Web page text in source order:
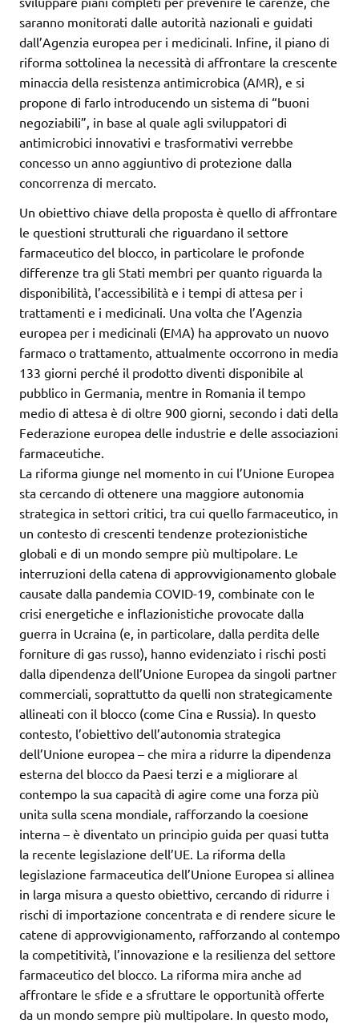
saranno monitorati dalle autorità nazionali e guidati
dall’Agenzia europea per i medicinali. Infine, il piano di
riforma sottolinea la necessità di affrontare la crescente
minaccia della resistenza antimicrobica (AMR), e si
propone di farlo introducendo un sistema di “buoni
negoziabili”, in base al quale agli sviluppatori di
antimicrobici innovativi e trasformativi verrebbe
concesso un anno aggiuntivo di protezione dalla
concorrenza di mercato.
Un obiettivo chiave della proposta è quello di affrontare
le questioni strutturali che riguardano il settore
farmaceutico del blocco, in particolare le profonde
differenze tra gli Stati membri per quanto riguarda la
disponibilità, l’accessibilità e i tempi di attesa per i
trattamenti e i medicinali. Una volta che l’Agenzia
europea per i medicinali (EMA) ha approvato un nuovo
farmaco o trattamento, attualmente occorrono in media
133 giorni perché il prodotto diventi disponibile al
pubblico in Germania, mentre in Romania il tempo
medio di attesa è di oltre 900 giorni, secondo i dati della
Federazione europea delle industrie e delle associazioni
farmaceutiche.
La riforma giunge nel momento in cui l’Unione Europea
sta cercando di ottenere una maggiore autonomia
strategica in settori critici, tra cui quello farmaceutico, in
un contesto di crescenti tendenze protezionistiche
globali e di un mondo sempre più multipolare. Le
interruzioni della catena di approvvigionamento globale
causate dalla pandemia COVID-19, combinate con le
crisi energetiche e inflazionistiche provocate dalla
guerra in Ucraina (e, in particolare, dalla perdita delle
forniture di gas russo), hanno evidenziato i rischi posti
dalla dipendenza dell’Unione Europea da singoli partner
commerciali, soprattutto da quelli non strategicamente
allineati con il blocco (come Cina e Russia). In questo
contesto, l’obiettivo dell’autonomia strategica
dell’Unione europea – che mira a ridurre la dipendenza
esterna del blocco da Paesi terzi e a migliorare al
contempo la sua capacità di agire come una forza più
unita sulla scena mondiale, rafforzando la coesione
interna – è diventato un principio guida per quasi tutta
la recente legislazione dell’UE. La riforma della
legislazione farmaceutica dell’Unione Europea si allinea
in larga misura a questo obiettivo, cercando di ridurre i
rischi di importazione concentrata e di rendere sicure le
catene di approvvigionamento, rafforzando al contempo
la competitività, l’innovazione e la resilienza del settore
farmaceutico del blocco. La riforma mira anche ad
affrontare le sfide e a sfruttare le opportunità offerte
da un mondo sempre più multipolare. In questo modo,